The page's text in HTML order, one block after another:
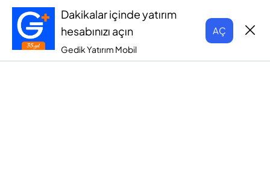
Dakikalar içinde yatırım
hesabınızı açın
Gedik Yatırım Mobil
AÇ